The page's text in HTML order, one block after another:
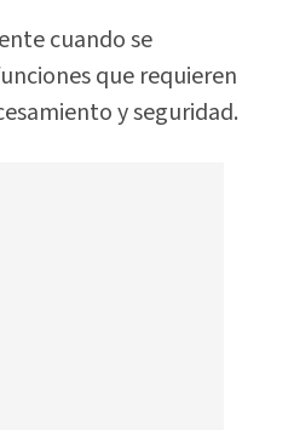
cuando se
que requieren
y seguridad.